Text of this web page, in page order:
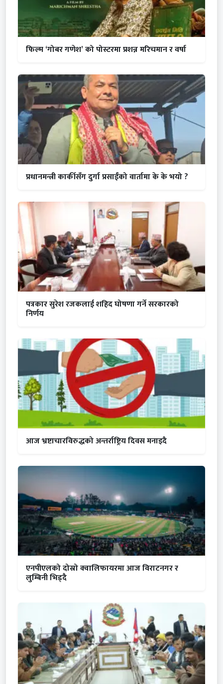
फिल्म ‘गोबर गणेश’ को पोस्टरमा प्रशन्न मरिचमान र वर्षा
प्रधानमन्त्री कार्कीसँग दुर्गा प्रसाईंको वार्तामा के के भयो ?
पत्रकार सुरेश रजकलाई शहिद घोषणा गर्ने सरकारको
निर्णय
आज भ्रष्टाचारविरुद्धको अन्तर्राष्ट्रिय दिवस मनाइदै
एनपीएलको दोस्रो क्वालिफायरमा आज विराटनगर र
लुम्बिनी भिड्दै